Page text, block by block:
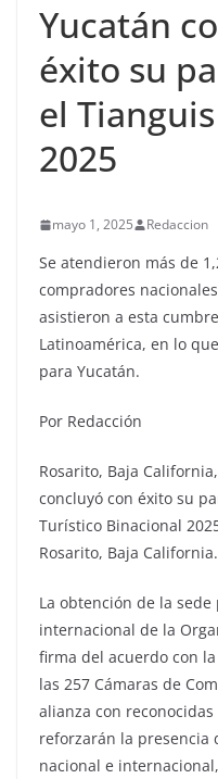
Yucatán
éxito su
el
2025
mayo 1, 2025 Redaccion
Se atendieron más de
compradores
asistieron a esta
Latinoamérica, en lo
para Yucatán.
Por Redacción
Rosarito, Baja
concluyó con éxito su
Turístico Binacional
Rosarito, Baja California.
La obtención de la
internacional de la
firma del acuerdo con
las 257 Cámaras de
alianza con
reforzarán la presencia
nacional e